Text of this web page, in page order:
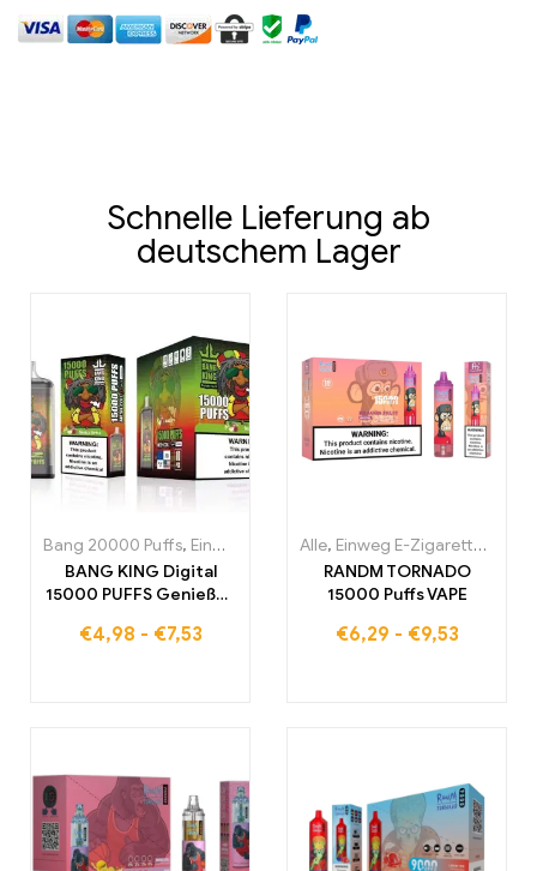
Schnelle Lieferung ab
deutschem Lager
Bang 20000 Puffs, Einweg E-Zigaretten ,Einweg-E-Zigaretten
BANG KING Digital
15000 PUFFS Genießen
Nebelungserlebnis
€4,98 - €7,53
Alle, Einweg E-Zigaretten
RANDM TORNADO
15000 Puffs VAPE
€6,29 - €9,53